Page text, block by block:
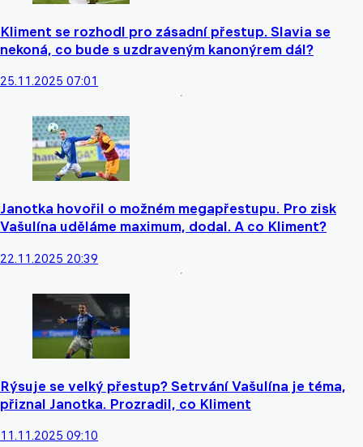
Kliment se rozhodl pro zásadní přestup. Slavia se
nekoná, co bude s uzdraveným kanonýrem dál?
25.11.2025 07:01
Janotka hovořil o možném megapřestupu. Pro zisk
Vašulína uděláme maximum, dodal. A co Kliment?
22.11.2025 20:39
Rýsuje se velký přestup? Setrvání Vašulína je téma,
přiznal Janotka. Prozradil, co Kliment
11.11.2025 09:10